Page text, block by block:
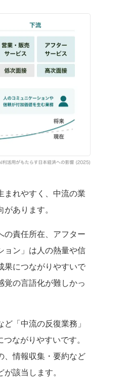
れやすく、中流の業
あります。
責任所在、アフター
ョン」は人の熱量や信
果につながりやすいで
の言語化が難しかっ
「中流の反復業務」
ながりやすいです。
、情報収集・要約など
該当します。